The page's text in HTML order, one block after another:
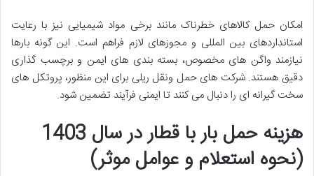
امکان حمل کالاهای خطرناک مانند برخی مواد شیمیایی نیز با رعایت
استانداردهای بین المللی و مجوزهای لازم فراهم است. این گونه بارها
نیازمند واگن های مخصوص، بسته بندی های ایمن و برچسب گذاری
دقیق هستند. شرکت های حمل ونقل ریلی برای این منظور، پروتکل های
سخت گیرانه ای را دنبال می کنند تا ایمنی فرآیند تضمین شود.
هزینه حمل بار با قطار در سال 1403
(نحوه استعلام و عوامل موثر)